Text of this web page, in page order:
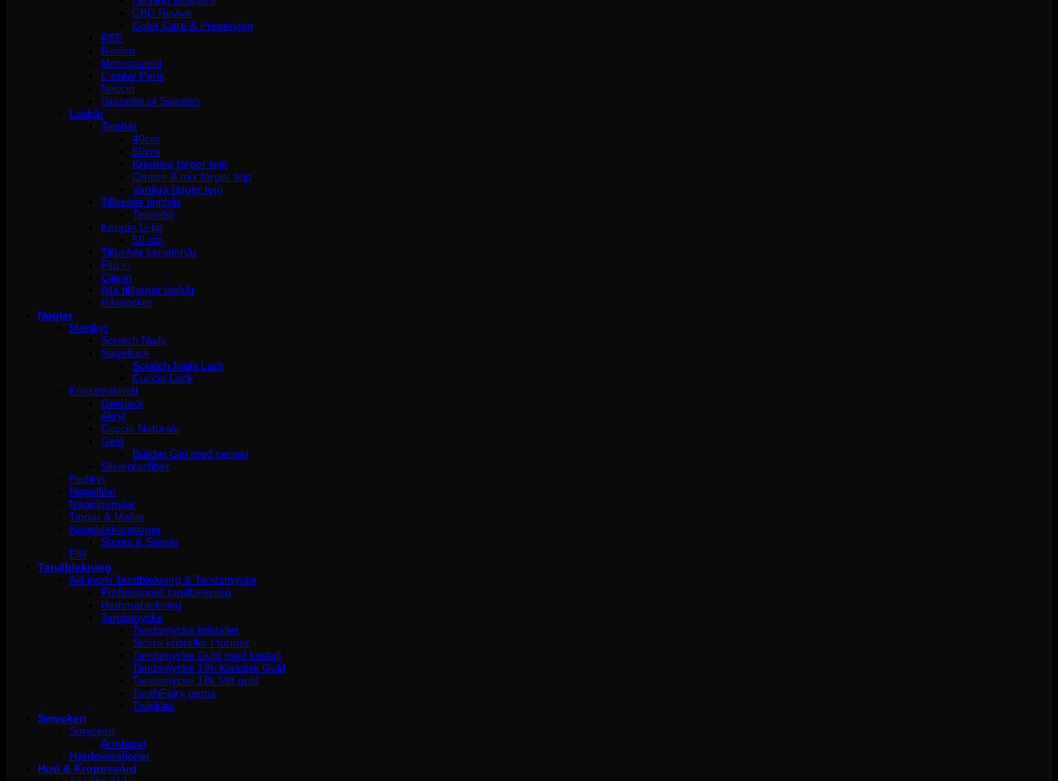
CBD Revive
Color Care & Preserving
REF
Revlon
Moroccanoil
L´oréal Paris
Neccin
Grazette of Sweden
Löshår
Tejphår
40cm
60cm
Kreativa färger tejp
Ombre & mix färger tejp
Vanliga färger tejp
Tillbehör tejphår
Tejprefill
Keratin U-tip
50 cm
Tillbehör keratinhår
Flip in
Clip-in
Alla tillbehör löshår
Hårdockor
Naglar
Manikyr
Scratch Nails
Nagellack
Scratch Nails Lack
Cuccio Lack
Konstmaterial
Gelélack
Akryl
Cuccio Naturale
Gelé
Builder Gel med pensel
Silke/glasfiber
Pedikyr
Nagelfilar
Nagelpenslar
Tippar & Mallar
Nageldekorationer
Strass & Stenar
Elfil
Tandblekning
Allt inom Tandblekning & Tandsmycke
Professionell tandblekning
Hemmablekning
Tandsmycke
Tandsmycke kristaller
Större kristaller i former
Tandsmycke Guld med kristall
Tandsmycke 18k Klassisk Guld
Tandsmycke 18k Vitt guld
ToothFairy gems
Twinkles
Smycken
Smycken
Armband
Hårdekorationer
Hud & Kroppsvård